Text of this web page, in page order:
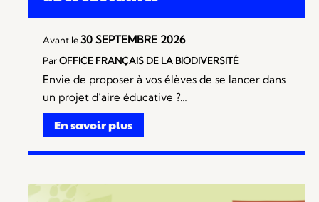
Avant le30 SEPTEMBRE 2026
ParOFFICE FRANÇAIS DE LA BIODIVERSITÉ
Envie de proposer à vos élèves de se lancer dans
un projet d’aire éducative ?…
En savoir plus